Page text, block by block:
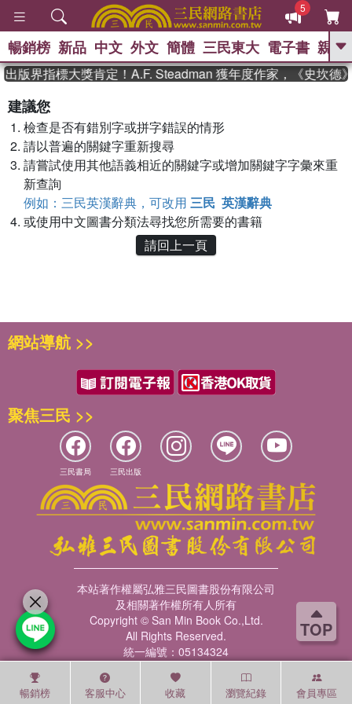
TOP
5
GO
史是一群喵 、
獎 臺灣漫遊錄
登輝時代 、 數學女孩：黎曼猜想 、
暢銷榜 新品 中文 外文 簡體 三民東大 電子書 親子
版界指標大獎肯定！A.F. Steadman 獲年度作家，《史坎德
建議您
檢查是否有錯別字或拼字錯誤的情形
請以普遍的關鍵字重新搜尋
請嘗試使用其他語義相近的關鍵字或增加關鍵字字彙來重
新查詢
例如：三民英漢辭典，可改用 三民 英漢辭典
或使用中文圖書分類法尋找您所需要的書籍
請回上一頁
暢銷榜 客服中心 收藏 瀏覽紀錄 會員專區
網站導航 >>
聚焦三民 >>
三民書局 三民出版
本站著作權屬弘雅三民圖書股份有限公司
及相關著作權所有人所有
Copyright © San Min Book Co.,Ltd.
All Rights Reserved.
統一編號：05134324